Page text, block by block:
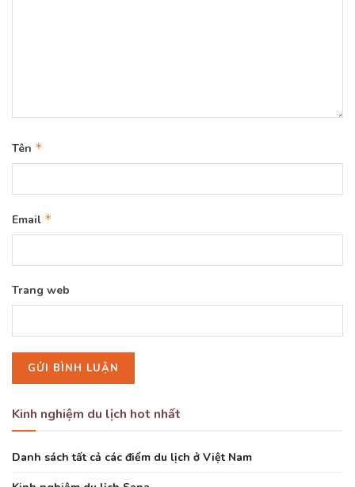
Tên *
Email *
Trang web
Kinh nghiệm du lịch hot nhất
Danh sách tất cả các điểm du lịch ở Việt Nam